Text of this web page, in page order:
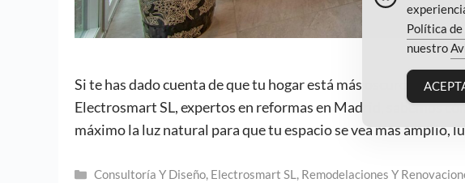
Si te has dado cuenta de que tu hogar está más oscuro de lo
Electrosmart SL, expertos en reformas en Madrid, sabemos
máximo la luz natural para que tu espacio se vea más amplio,
Categorías
Consultoría Y Diseño, Electrosmart SL, Remodelaciones Y
Política de
nuestro